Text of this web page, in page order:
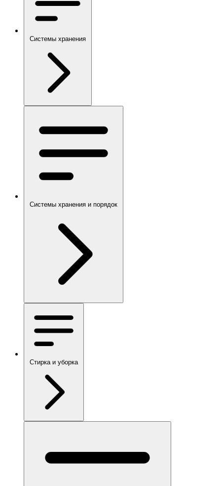
Системы хранения
Системы хранения и порядок
Стирка и уборка